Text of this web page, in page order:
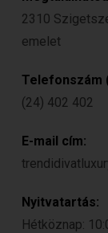
2310
emelet
Telefonszám
(24) 402 402
E-mail cím:
Nyitvatartás:
Hétköznap: